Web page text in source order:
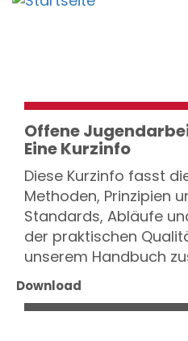
Direkt
Offene
Eine Kurzinfo
Diese Kurzinfo fasst
Methoden, Prinzipien
Standards, Abläufe
der praktischen
unserem Handbuch
Download